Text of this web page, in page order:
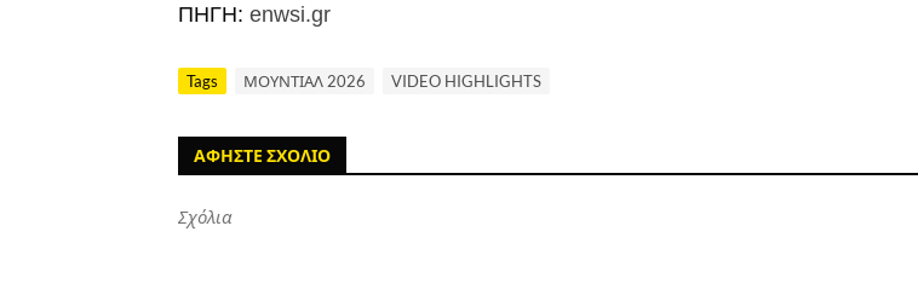
ΠΗΓΗ: enwsi.gr
Tags ΜΟΥΝΤΙΑΛ 2026 VIDEO HIGHLIGHTS
ΑΦΗΣΤΕ ΣΧΟΛΙΟ
Σχόλια